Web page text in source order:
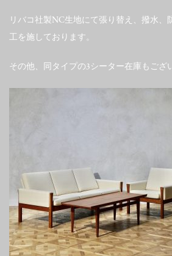
リバコ社製NC生地にて張り替え、撥水、
工を施しております。
その他、同タイプの3シーター在庫もござ